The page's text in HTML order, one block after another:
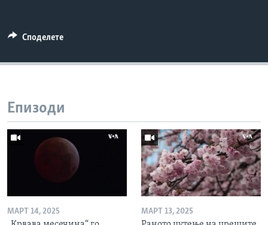
Споделете
Епизоди
МАРТ 14, 2025 МАРТ 13, 2025